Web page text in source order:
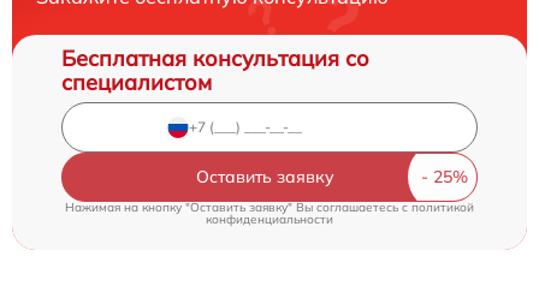
Бесплатная консультация со
специалистом
Оставить заявку
Нажимая на кнопку "Оставить заявку" Вы соглашаетесь cполитикой
конфиденциальности